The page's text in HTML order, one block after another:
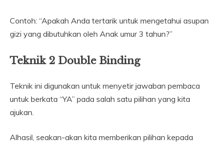
Contoh: “Apakah Anda tertarik untuk mengetahui asupan
gizi yang dibutuhkan oleh Anak umur 3 tahun?”
Teknik 2 Double Binding
Teknik ini digunakan untuk menyetir jawaban pembaca
untuk berkata “YA” pada salah satu pilihan yang kita
ajukan.
Alhasil, seakan-akan kita memberikan pilihan kepada